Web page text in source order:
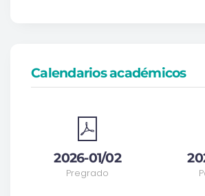
Calendarios académicos
2026-01/02
Pregrado